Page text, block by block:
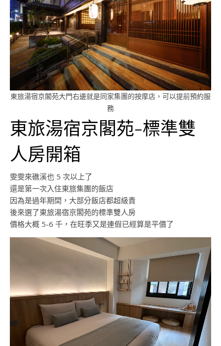
東旅湯宿京閣苑大門右邊就是同家集團的按摩店，可以提前預約服
務
東旅湯宿京閣苑-標準雙
人房開箱
雯雯來礁溪也 5 次以上了
還是第一次入住東旅集團的飯店
因為是過年期間，大部分飯店都超級貴
後來選了東旅湯宿京閣苑的標準雙人房
價格大概 5-6 千，在旺季又是連假已經算是平價了